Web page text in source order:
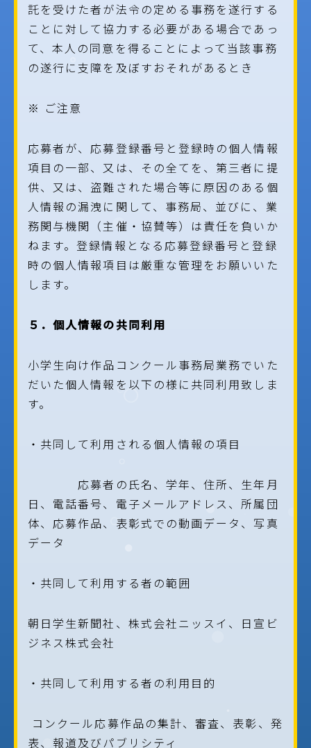
託を受けた者が法令の定める事務を遂行する
ことに対して協力する必要がある場合であっ
て、本人の同意を得ることによって当該事務
の遂行に支障を及ぼすおそれがあるとき
※ ご注意
応募者が、応募登録番号と登録時の個人情報
項目の一部、又は、その全てを、第三者に提
供、又は、盗難された場合等に原因のある個
人情報の漏洩に関して、事務局、並びに、業
務関与機関（主催・協賛等）は責任を負いか
ねます。登録情報となる応募登録番号と登録
時の個人情報項目は厳重な管理をお願いいた
します。
５．個人情報の共同利用
小学生向け作品コンクール事務局業務でいた
だいた個人情報を以下の様に共同利用致しま
す。
・共同して利用される個人情報の項目
応募者の氏名、学年、住所、生年月
日、電話番号、電子メールアドレス、所属団
体、応募作品、表彰式での動画データ、写真
データ
・共同して利用する者の範囲
朝日学生新聞社、株式会社ニッスイ、日宣ビ
ジネス株式会社
・共同して利用する者の利用目的
コンクール応募作品の集計、審査、表彰、発
表、報道及びパブリシティ